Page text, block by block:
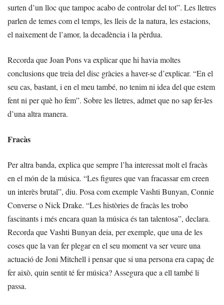
surten d’un lloc que tampoc acabo de controlar del tot”. Les lletres
parlen de temes com el temps, les lleis de la natura, les estacions,
el naixement de l’amor, la decadència i la pèrdua.
Recorda que Joan Pons va explicar que hi havia moltes
conclusions que treia del disc gràcies a haver-se d’explicar. “En el
seu cas, bastant, i en el meu també, no tenim ni idea del que estem
fent ni per què ho fem”. Sobre les lletres, admet que no sap fer-les
d’una altra manera.
Fracàs
Per altra banda, explica que sempre l’ha interessat molt el fracàs
en el món de la música. “Les figures que van fracassar em creen
un interès brutal”, diu. Posa com exemple Vashti Bunyan, Connie
Converse o Nick Drake. “Les històries de fracàs les trobo
fascinants i més encara quan la música és tan talentosa”, declara.
Recorda que Vashti Bunyan deia, per exemple, que una de les
coses que la van fer plegar en el seu moment va ser veure una
actuació de Joni Mitchell i pensar que si una persona era capaç de
fer això, quin sentit té fer música? Assegura que a ell també li
passa.